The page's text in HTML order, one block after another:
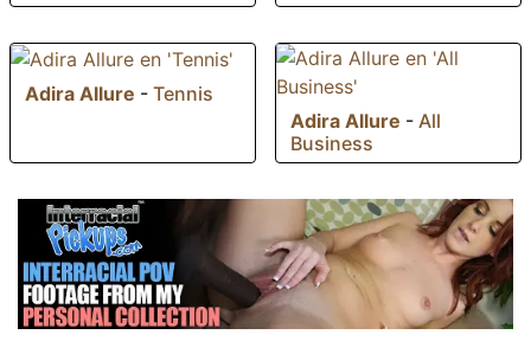
Adira Allure - Tennis
Adira Allure - All
Business